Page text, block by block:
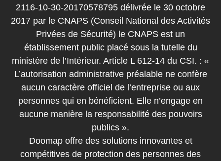
2116-10-30-20170578795 délivrée le 30 octobre
2017 par le CNAPS (Conseil National des Activités
Privées de Sécurité) le CNAPS est un
établissement public placé sous la tutelle du
ministère de l’Intérieur. Article L 612-14 du CSI. : «
L’autorisation administrative préalable ne confère
aucun caractère officiel de l’entreprise ou aux
personnes qui en bénéficient. Elle n’engage en
aucune manière la responsabilité des pouvoirs
publics ».
Doomap offre des solutions innovantes et
compétitives de protection des personnes des